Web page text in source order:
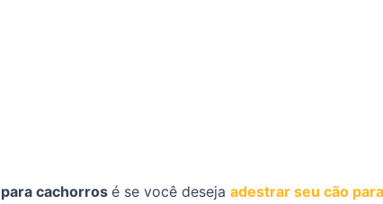
cachorros é se você deseja adestrar seu cão